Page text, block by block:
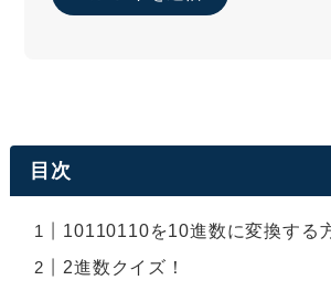
目次
10110110を10進数に変換する
2進数クイズ！